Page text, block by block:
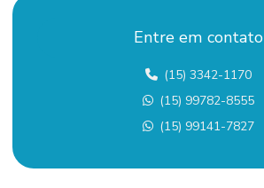
Empresa de pintura predial
Empresa de remoção de equipamentos
Empresa de remoção de máquinas
Entre em contato
(15) 3342-1170
(15) 99782-8555
(15) 99141-7827